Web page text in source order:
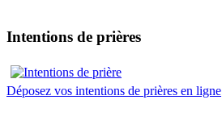
Intentions de prières
Déposez vos intentions de prières en ligne